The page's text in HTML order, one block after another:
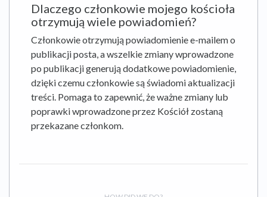
Dlaczego członkowie mojego kościoła
otrzymują wiele powiadomień?
Członkowie otrzymują powiadomienie e-mailem o
publikacji posta, a wszelkie zmiany wprowadzone
po publikacji generują dodatkowe powiadomienie,
dzięki czemu członkowie są świadomi aktualizacji
treści. Pomaga to zapewnić, że ważne zmiany lub
poprawki wprowadzone przez Kościół zostaną
przekazane członkom.